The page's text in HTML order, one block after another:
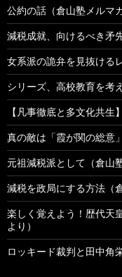
公約の話（倉山塾メルマ
減税成就、向けるべき矛
女系派の詭弁を見抜ける
シリーズ、高校教育を考
【凡事徹底と多文化共生
真の敵は「霞が関の総意
元祖減税派として（倉山
減税を政局にする方法（
楽しく覚えよう！歴代天
より）
ロッキード裁判と田中角